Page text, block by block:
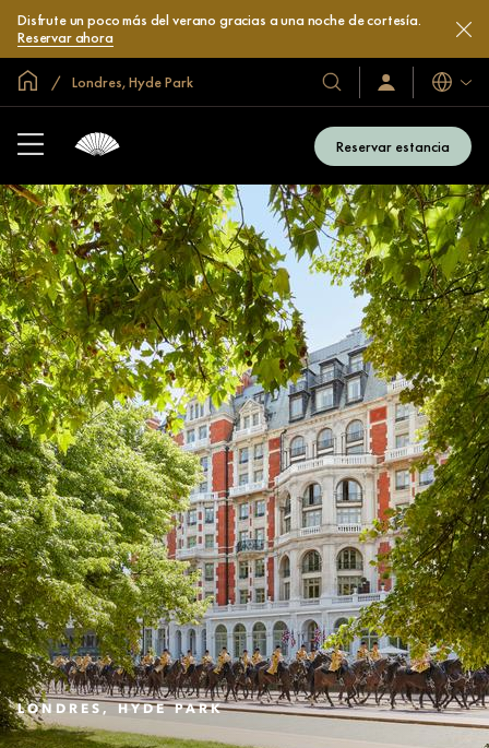
Disfrute un poco más del verano gracias a una noche de cortesía.
Reservar ahora
Inicio Londres, Hyde Park
Nuestros
hoteles
y
resorts
Iniciar
sesión
ahora
Idiomas
Reservar estancia
LONDRES, HYDE PARK